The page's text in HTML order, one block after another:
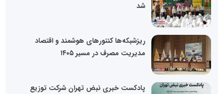
شد
ریزشبکه‌ها کنتورهای هوشمند و اقتصاد
مدیریت مصرف در مسیر ۱۴۰۵
پادکست خبری نبض تهران شرکت توزیع